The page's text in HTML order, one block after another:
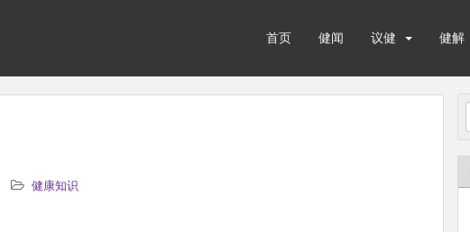
首页 健闻 议健 健解
健康知识